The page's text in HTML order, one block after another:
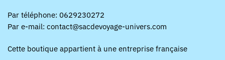
Par téléphone: 0629230272
Par e-mail: contact@sacdevoyage-univers.com
Cette boutique appartient à une entreprise française